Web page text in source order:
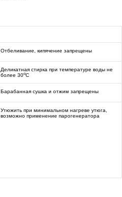
Отбеливание, кипячение запрещены
Деликатная стирка при температуре воды не
более 30oC
Барабанная сушка и отжим запрещены
Утюжить при минимальном нагреве утюга,
возможно применение парогенератора